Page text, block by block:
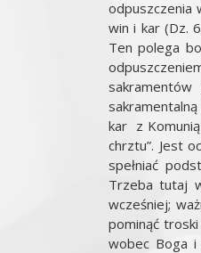
odpuszczenia
win i kar (Dz.
Ten polega
kar z
chrztu”. Jest
spełniać
Trzeba tutaj
wcześniej;
pominąć
wobec Boga i